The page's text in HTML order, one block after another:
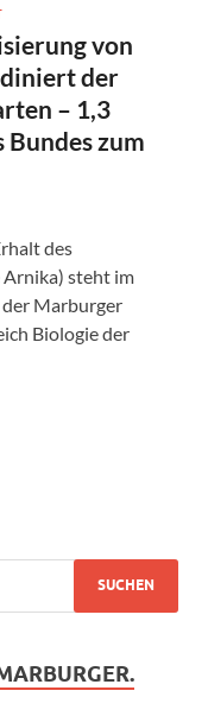
von
der
– 1,3
zum
des
steht im
der Marburger
Biologie der